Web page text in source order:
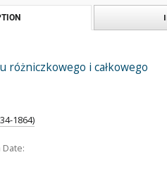
różniczkowego i całkowego
1864)